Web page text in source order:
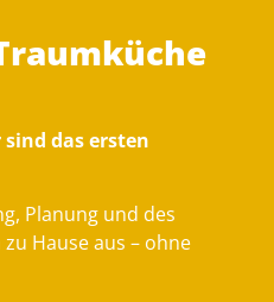
sind das ersten
Planung und des
Hause aus – ohne